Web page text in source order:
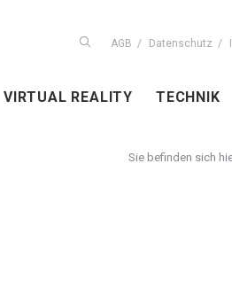
AGB Datenschutz
VIRTUAL REALITY TECHNIK